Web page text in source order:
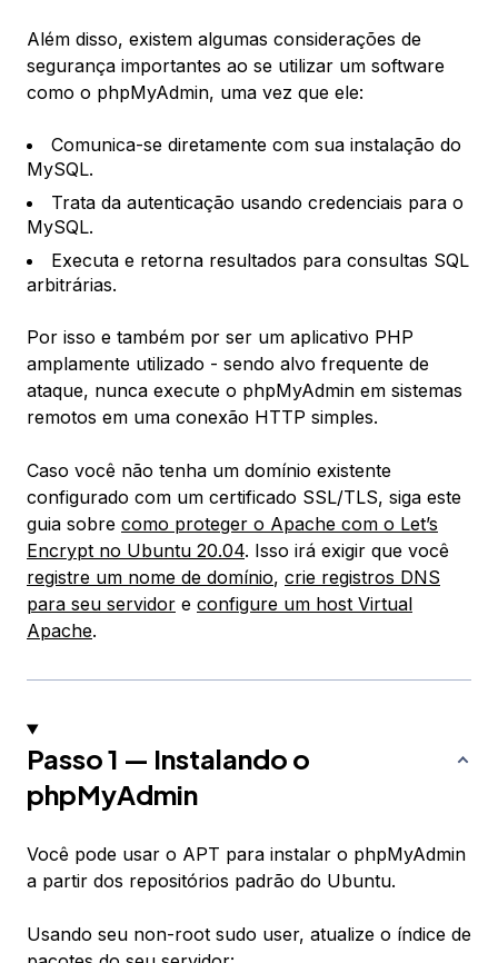
Além disso, existem algumas considerações de
segurança importantes ao se utilizar um software
como o phpMyAdmin, uma vez que ele:
Comunica-se diretamente com sua instalação do
MySQL.
Trata da autenticação usando credenciais para o
MySQL.
Executa e retorna resultados para consultas SQL
arbitrárias.
Por isso e também por ser um aplicativo PHP
amplamente utilizado - sendo alvo frequente de
ataque, nunca execute o phpMyAdmin em sistemas
remotos em uma conexão HTTP simples.
Caso você não tenha um domínio existente
configurado com um certificado SSL/TLS, siga este
guia sobre como proteger o Apache com o Let’s
Encrypt no Ubuntu 20.04. Isso irá exigir que você
registre um nome de domínio, crie registros DNS
para seu servidor e configure um host Virtual
Apache.
Passo 1 — Instalando o
phpMyAdmin
Você pode usar o APT para instalar o phpMyAdmin
a partir dos repositórios padrão do Ubuntu.
Usando seu non-root sudo user, atualize o índice de